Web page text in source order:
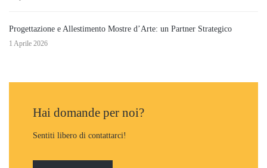
Progettazione e Allestimento Mostre d’Arte: un Partner Strategico
1 Aprile 2026
Hai domande per noi?
Sentiti libero di contattarci!